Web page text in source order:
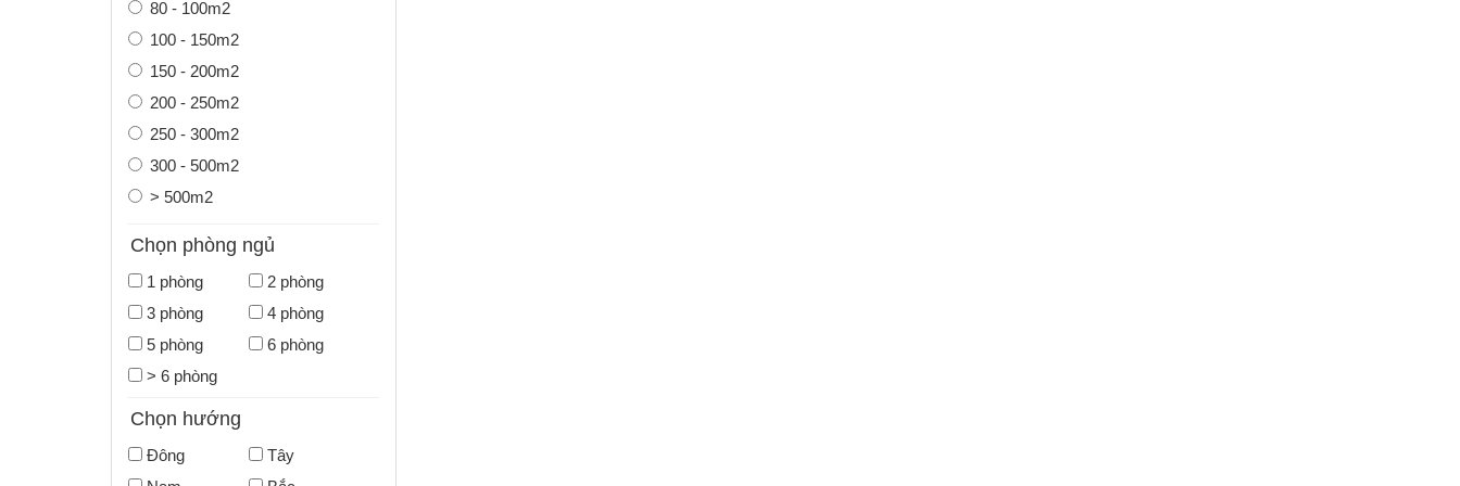
80 - 100m2
100 - 150m2
150 - 200m2
200 - 250m2
250 - 300m2
300 - 500m2
> 500m2
Chọn phòng ngủ
1 phòng
2 phòng
3 phòng
4 phòng
5 phòng
6 phòng
> 6 phòng
Chọn hướng
Đông
Tây